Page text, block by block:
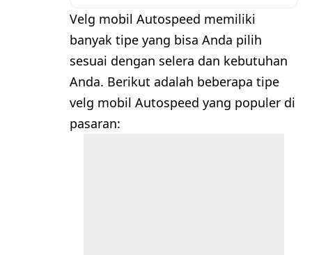
Velg mobil Autospeed memiliki
banyak tipe yang bisa Anda pilih
sesuai dengan selera dan kebutuhan
Anda. Berikut adalah beberapa tipe
velg mobil Autospeed yang populer di
pasaran: